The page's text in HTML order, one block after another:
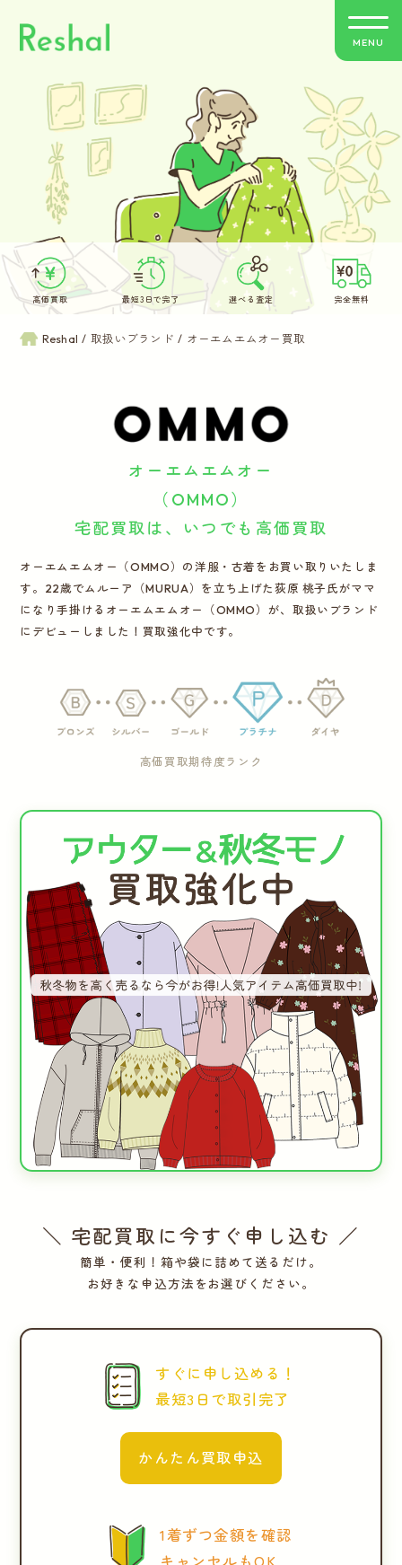
リシャールの特徴
買取方法のご案内
取扱いブランド
よくあるご質問
お客さまの声
運営会社
ログイン お問い合わせ
MENU
高価買取 最短3日で完了 選べる査定 完全無料
Reshal 取扱いブランド オーエムエムオー買取
オーエムエムオー
（OMMO）
宅配買取は、いつでも高価買取
オーエムエムオー（OMMO）の洋服・古着をお買い取りいたしま
す。22歳でムルーア（MURUA）を立ち上げた荻原 桃子氏がママ
になり手掛けるオーエムエムオー（OMMO）が、取扱いブランド
にデビューしました！買取強化中です。
高価買取期待度ランク
＼ 宅配買取に今すぐ申し込む ／
簡単・便利！箱や袋に詰めて送るだけ。
お好きな申込方法をお選びください。
すぐに申し込める！
最短3日で取引完了
かんたん買取申込
1着ずつ金額を確認
キャンセルもOK